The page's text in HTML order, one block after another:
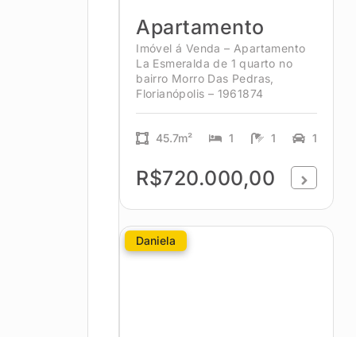
Apartamento
Imóvel á Venda – Apartamento
La Esmeralda de 1 quarto no
bairro Morro Das Pedras,
Florianópolis – 1961874
45.7m² 1 1 1
R$720.000,00
Daniela